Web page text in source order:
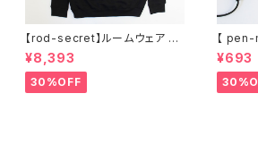
【rod-secret】ルームウェア フ
ーディー アーティスト バンド ア
ウトドア RODMAN BRAND ロ
ッドマンブランド Dennis Rod
man RODAMAN SECRET H
¥8,393
30%OFF
【
ペンド
ク アウ
トドア
乾燥し
¥693